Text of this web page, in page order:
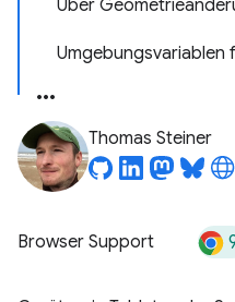
Über
Umgebungsvariablen
Thomas Steiner
Browser Support